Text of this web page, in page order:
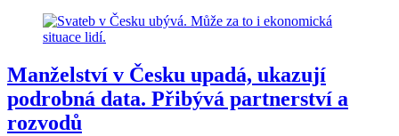
Manželství v Česku upadá, ukazují
podrobná data. Přibývá partnerství a
rozvodů